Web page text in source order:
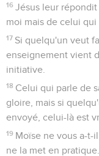
16 Jésus leur
moi mais de celui qui
17 Si quelqu'un veut
enseignement vient
initiative.
18 Celui qui parle de
gloire, mais si
envoyé, celui-là est
19 Moïse ne vous a-t-
ne la met en